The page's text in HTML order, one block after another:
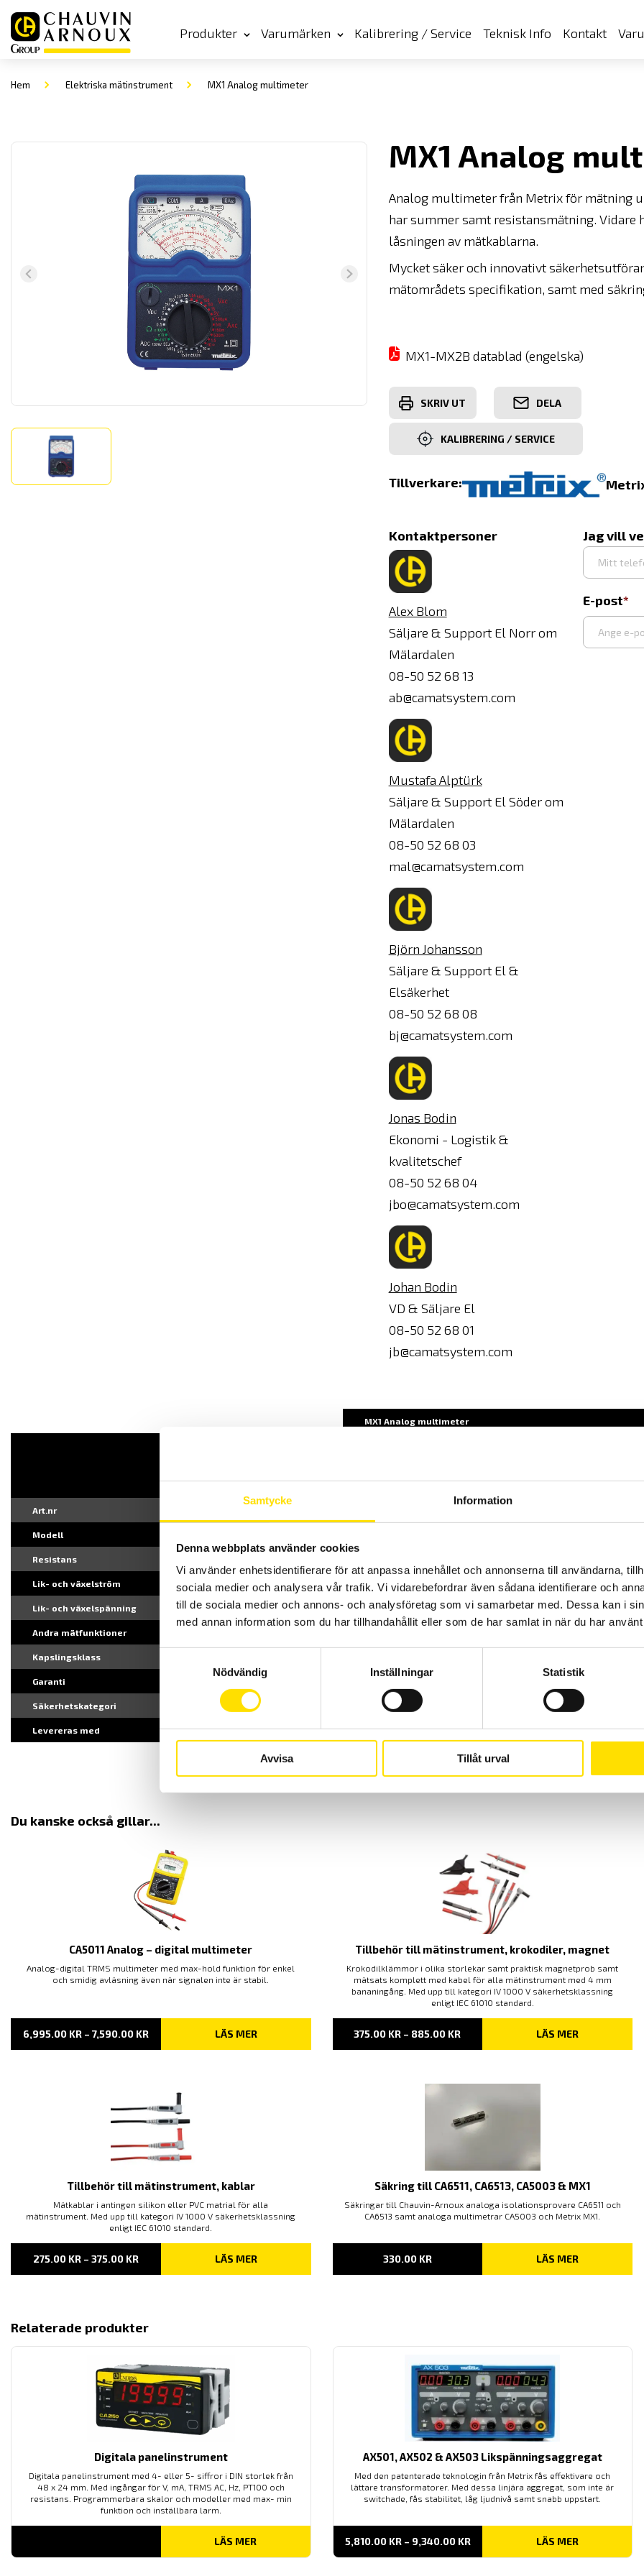
Samtycke Information
Denna webbplats använder cookies
Vi använder enhetsidentifierare för att anpassa innehållet och annonserna till användarna,
sociala medier och analysera vår trafik. Vi vidarebefordrar även sådana identifierare och
till de sociala medier och annons- och analysföretag som vi samarbetar med. Dessa kan i
med annan information som du har tillhandahållit eller som de har samlat in när du har
Nödvändig
Inställningar Statistik
Avvisa Tillåt urval
Produkter Varumärken Kalibrering / Service Teknisk Info Kontakt
Hem Elektriska mätinstrument MX1 Analog multimeter
MX1 Analog
Analog multimeter från Metrix för mätning
har summer samt resistansmätning. Vidare
låsningen av mätkablarna.
Mycket säker och innovativt
mätområdets specifikation, samt med
MX1-MX2B datablad (engelska)
SKRIV UT DELA
KALIBRERING / SERVICE
Tillverkare:
Kontaktpersoner
Alex Blom
Säljare & Support El Norr om
Mälardalen
08-50 52 68 13
ab@camatsystem.com
Mustafa Alptürk
Säljare & Support El Söder om
Mälardalen
08-50 52 68 03
mal@camatsystem.com
Björn Johansson
Säljare & Support El &
Elsäkerhet
08-50 52 68 08
bj@camatsystem.com
Jonas Bodin
Ekonomi - Logistik &
kvalitetschef
08-50 52 68 04
jbo@camatsystem.com
Johan Bodin
VD & Säljare El
08-50 52 68 01
jb@camatsystem.com
Jag vill
E-post
MX1 Analog multimeter
Art.nr
Modell
Resistans
Lik- och växelström 50 µA...10 A, 7 mätområden
Lik- och växelspänning 150 mV...1500 V, 9 mätområden DC och 7 mätområden AC
Andra mätfunktioner
Kapslingsklass
Garanti
Säkerhetskategori IEC 6010 kat. III 600 V
Levereras med mätkablar, batteri och svensk manual
Du kanske också gillar...
CA5011 Analog – digital multimeter
Analog-digital TRMS multimeter med max-hold funktion för enkel
och smidig avläsning även när signalen inte är stabil.
6,995.00 KR – 7,590.00 KRPRISINTERVALL:
TILL
LÄS MER
Tillbehör till mätinstrument, krokodiler, magnet
Krokodilklämmor i olika storlekar samt praktisk magnetprob samt
mätsats komplett med kabel för alla mätinstrument med 4 mm
bananingång. Med upp till kategori IV 1000 V säkerhetsklassning
enligt IEC 61010 standard.
375.00 KR – 885.00 KRPRISINTERVALL:
TILL
LÄS MER
Tillbehör till mätinstrument, kablar
Mätkablar i antingen silikon eller PVC matrial för alla
mätinstrument. Med upp till kategori IV 1000 V säkerhetsklassning
enligt IEC 61010 standard.
275.00 KR – 375.00 KRPRISINTERVALL:
TILL
LÄS MER
Säkring till CA6511, CA6513, CA5003 & MX1
Säkringar till Chauvin-Arnoux analoga isolationsprovare CA6511 och
CA6513 samt analoga multimetrar CA5003 och Metrix MX1.
330.00 KR LÄS MER
Relaterade produkter
Digitala panelinstrument
Digitala panelinstrument med 4- eller 5- siffror i DIN storlek från
48 x 24 mm. Med ingångar för V, mA, TRMS AC, Hz, PT100 och
resistans. Programmerbara skalor och modeller med max- min
funktion och inställbara larm.
LÄS MER
AX501, AX502 & AX503 Likspänningsaggregat
Med den patenterade teknologin från Metrix fås effektivare och
lättare transformatorer. Med dessa linjära aggregat, som inte är
switchade, fås stabilitet, låg ljudnivå samt snabb uppstart.
5,810.00 KR – 9,340.00 KRPRISINTERVALL:
TILL
LÄS MER